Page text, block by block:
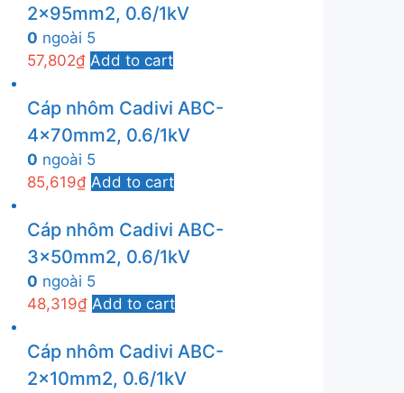
2x95mm2, 0.6/1kV
0 ngoài 5
57,802₫ Add to cart
Cáp nhôm Cadivi ABC-
4x70mm2, 0.6/1kV
0 ngoài 5
85,619₫ Add to cart
Cáp nhôm Cadivi ABC-
3x50mm2, 0.6/1kV
0 ngoài 5
48,319₫ Add to cart
Cáp nhôm Cadivi ABC-
2x10mm2, 0.6/1kV